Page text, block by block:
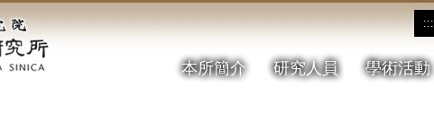
:::
本所簡介 研究人員 學術活動